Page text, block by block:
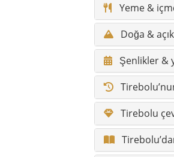
Yeme &
Doğa &
Şenlikler &
Tirebolu